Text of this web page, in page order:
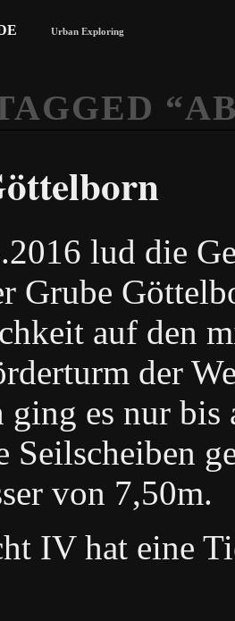
Urban Exploring
“
lud die
Grube
auf den
der
es nur
Seilscheiben
von 7,50m.
IV hat eine